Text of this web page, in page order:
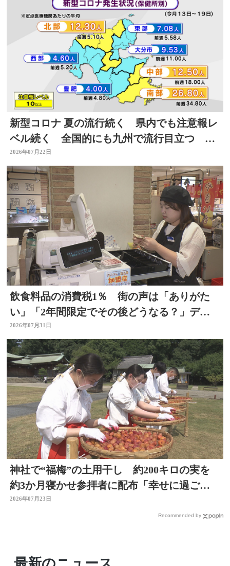
新型コロナ 夏の流行続く 県内でも注意報レ
ベル続く 全国的にも九州で流行目立つ 大
分
2026年07月22日
飲食料品の消費税1％ 街の声は「ありがた
い」「2年間限定でその後どうなる？」デパ
ートの反応は 大分
2026年07月31日
神社で“福梅”の土用干し 約200キロの実を
約3か月寝かせ参拝者に配布「幸せに過ごせ
るように」大分
2026年07月23日
Recommended by